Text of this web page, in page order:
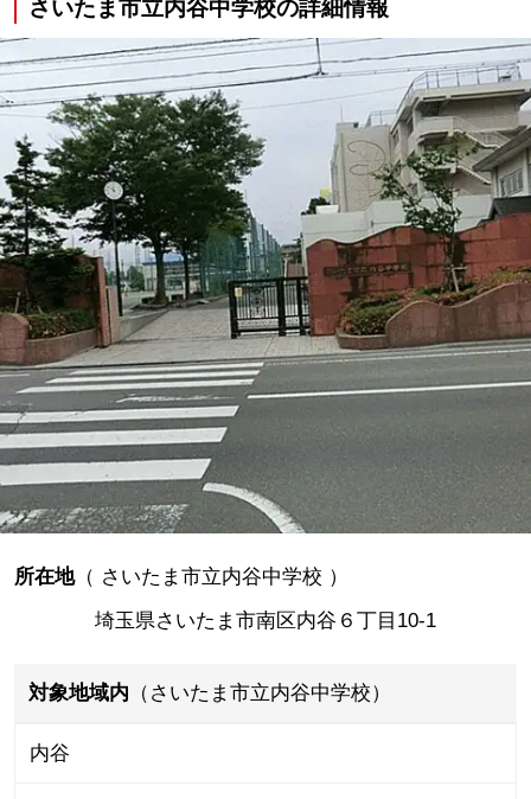
さいたま市立内谷中学校の詳細情報
所在地（ さいたま市立内谷中学校 ）
埼玉県さいたま市南区内谷６丁目10-1
対象地域内 （さいたま市立内谷中学校）
内谷